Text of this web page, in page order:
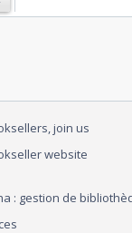
join us
website
: gestion de